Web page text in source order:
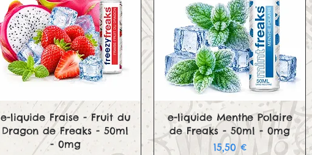
Aperçu rapide
e-liquide Fraise - Fruit du
Dragon de Freaks - 50ml
- 0mg
Aperçu rapide
e-liquide Menthe Polaire
de Freaks - 50ml - 0mg
Prix
15,50 €